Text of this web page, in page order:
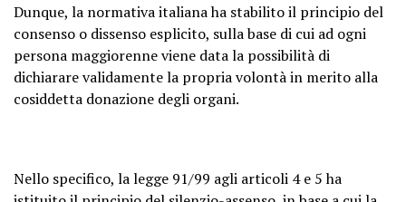
Dunque, la normativa italiana ha stabilito il principio del
consenso o dissenso esplicito, sulla base di cui ad ogni
persona maggiorenne viene data la possibilità di
dichiarare validamente la propria volontà in merito alla
cosiddetta donazione degli organi.
Nello specifico, la legge 91/99 agli articoli 4 e 5 ha